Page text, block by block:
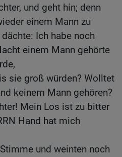
und geht hin; denn
einem Mann zu
Ich habe noch
einem Mann gehörte
sie groß würden? Wolltet
keinem Mann gehören?
Mein Los ist zu bitter
Hand hat mich
und weinten noch